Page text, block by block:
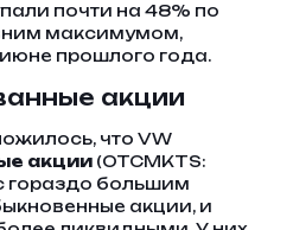
почти на 48% по
максимумом,
прошлого года.
акции
что VW
акции(OTCMKTS:
гораздо большим
акции, и